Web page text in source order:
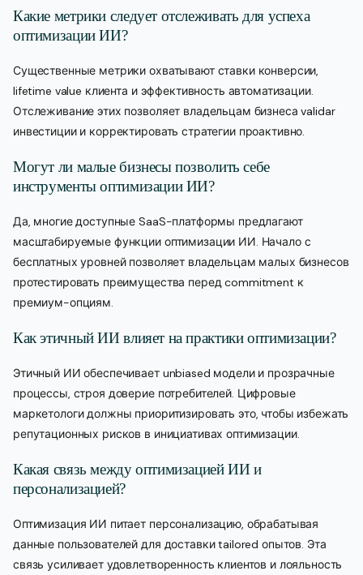
Какие метрики следует отслеживать для успеха
оптимизации ИИ?
Существенные метрики охватывают ставки конверсии,
lifetime value клиента и эффективность автоматизации.
Отслеживание этих позволяет владельцам бизнеса validar
инвестиции и корректировать стратегии проактивно.
Могут ли малые бизнесы позволить себе
инструменты оптимизации ИИ?
Да, многие доступные SaaS-платформы предлагают
масштабируемые функции оптимизации ИИ. Начало с
бесплатных уровней позволяет владельцам малых бизнесов
протестировать преимущества перед commitment к
премиум-опциям.
Как этичный ИИ влияет на практики оптимизации?
Этичный ИИ обеспечивает unbiased модели и прозрачные
процессы, строя доверие потребителей. Цифровые
маркетологи должны приоритизировать это, чтобы избежать
репутационных рисков в инициативах оптимизации.
Какая связь между оптимизацией ИИ и
персонализацией?
Оптимизация ИИ питает персонализацию, обрабатывая
данные пользователей для доставки tailored опытов. Эта
связь усиливает удовлетворенность клиентов и лояльность